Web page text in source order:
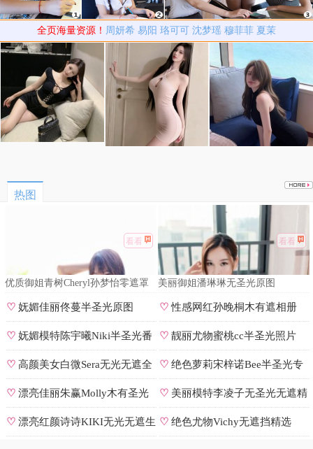
全页海量资源！ 周妍希 易阳 珞可可 沈梦瑶 穆菲菲 夏茉
热图
看看
优质御姐青树Cheryl孙梦怡零遮罩
看看
美丽御姐潘琳琳无圣光原图
♡妩媚佳丽佟蔓半圣光原图 ♡性感网红孙晚桐木有遮相册
♡妩媚模特陈宇曦Niki半圣光番
号
♡ 靓丽尤物蜜桃cc半圣光照片
♡高颜美女白微Sera无光无遮全
集
♡ 绝色萝莉宋梓诺Bee半圣光专
辑
♡漂亮佳丽朱赢Molly木有圣光
原图
♡ 美丽模特李凌子无圣光无遮精
选
♡漂亮红颜诗诗KIKI无光无遮生 ♡ 绝色尤物Vichy无遮挡精选